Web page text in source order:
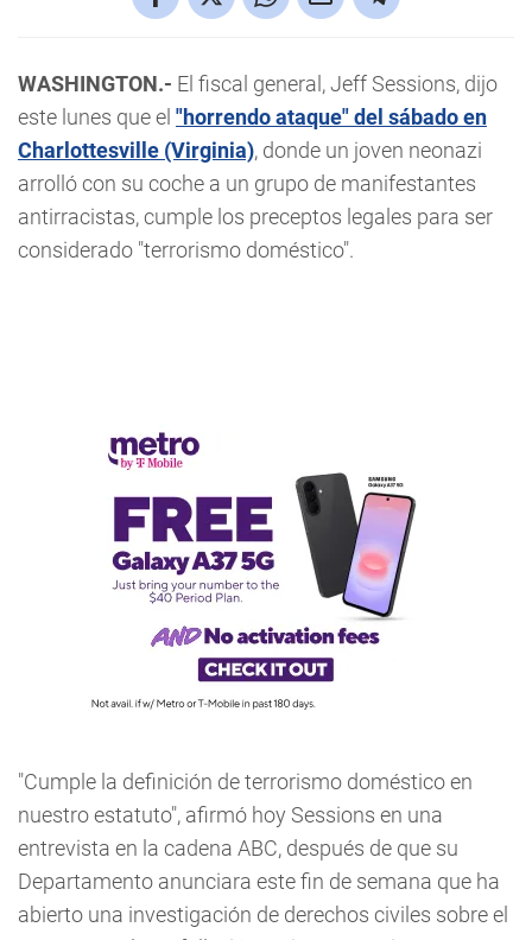
WASHINGTON.- El fiscal general, Jeff Sessions, dijo
este lunes que el "horrendo ataque" del sábado en
Charlottesville (Virginia), donde un joven neonazi
arrolló con su coche a un grupo de manifestantes
antirracistas, cumple los preceptos legales para ser
considerado "terrorismo doméstico".
"Cumple la definición de terrorismo doméstico en
nuestro estatuto", afirmó hoy Sessions en una
entrevista en la cadena ABC, después de que su
Departamento anunciara este fin de semana que ha
abierto una investigación de derechos civiles sobre el